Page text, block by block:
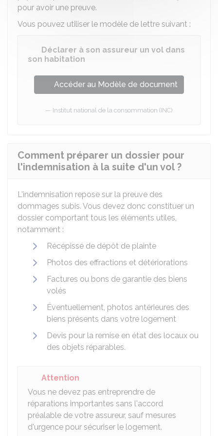
pour avoir une preuve.
Vous pouvez utiliser le modèle de lettre suivant :
Déclarer à son assureur un vol dans
son habitation
Accéder au Modèle de document
Institut national de la consommation (INC)
Comment préparer un dossier pour
l'indemnisation à la suite d'un vol ?
L'indemnisation repose sur la preuve des
dommages subis. Vous devez donc constituer un
dossier comportant tous les éléments utiles,
notamment :
Récépissé de dépôt de plainte
Photos des effractions et détériorations
Factures ou bons de garantie des biens
volés
Éventuellement, photos antérieures des
biens présents dans votre logement
Devis pour la remise en état des locaux ou
des objets réparables.
Attention
Vous ne devez pas entreprendre de
réparations importantes sans l'accord
préalable de votre assureur, sauf mesures
d'urgence pour sécuriser le logement.